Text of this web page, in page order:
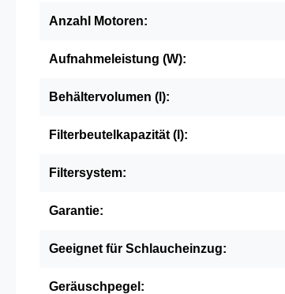
Anzahl Motoren:
Aufnahmeleistung (W):
Behältervolumen (l):
Filterbeutelkapazität (l):
Filtersystem:
Garantie:
Geeignet für Schlaucheinzug:
Geräuschpegel: